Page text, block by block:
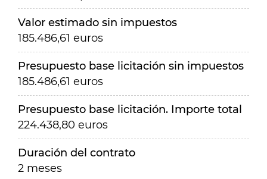
Valor estimado sin impuestos
185.486,61 euros
Presupuesto base licitación sin impuestos
185.486,61 euros
Presupuesto base licitación. Importe total
224.438,80 euros
Duración del contrato
2 meses